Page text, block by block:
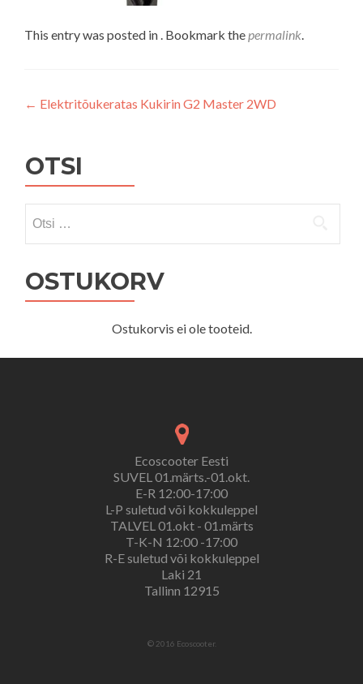
This entry was posted in . Bookmark thepermalink.
Navigeerimine
← Elektritõukeratas Kukirin G2 Master 2WD
OTSI
OSTUKORV
Ostukorvis ei ole tooteid.
Ecoscooter Eesti
SUVEL 01.märts.-01.okt.
E-R 12:00-17:00
L-P suletud või kokkuleppel
TALVEL 01.okt - 01.märts
T-K-N 12:00 -17:00
R-E suletud või kokkuleppel
Laki 21
Tallinn 12915
© 2016 Ecoscooter.